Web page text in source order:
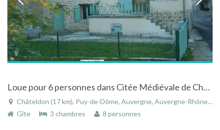
Loue pour 6 personnes dans Citée Médiévale de Chateldon gîte de l'Ollière
Châteldon (17 km), Puy-de-Dôme, Auvergne, Auvergne-Rhône-Alpes, France
Gîte
3 chambres 8 personnes